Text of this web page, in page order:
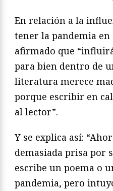
En relación a la
tener la pandemia
afirmado que
para bien dentro de
literatura merece
porque escribir en
al lector”.
Y se explica así:
demasiada prisa por
escribe un poema o
pandemia, pero